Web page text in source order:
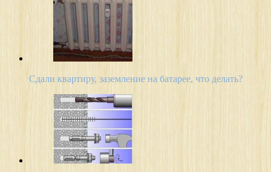
Сдали квартиру, заземление на батарее, что делать?